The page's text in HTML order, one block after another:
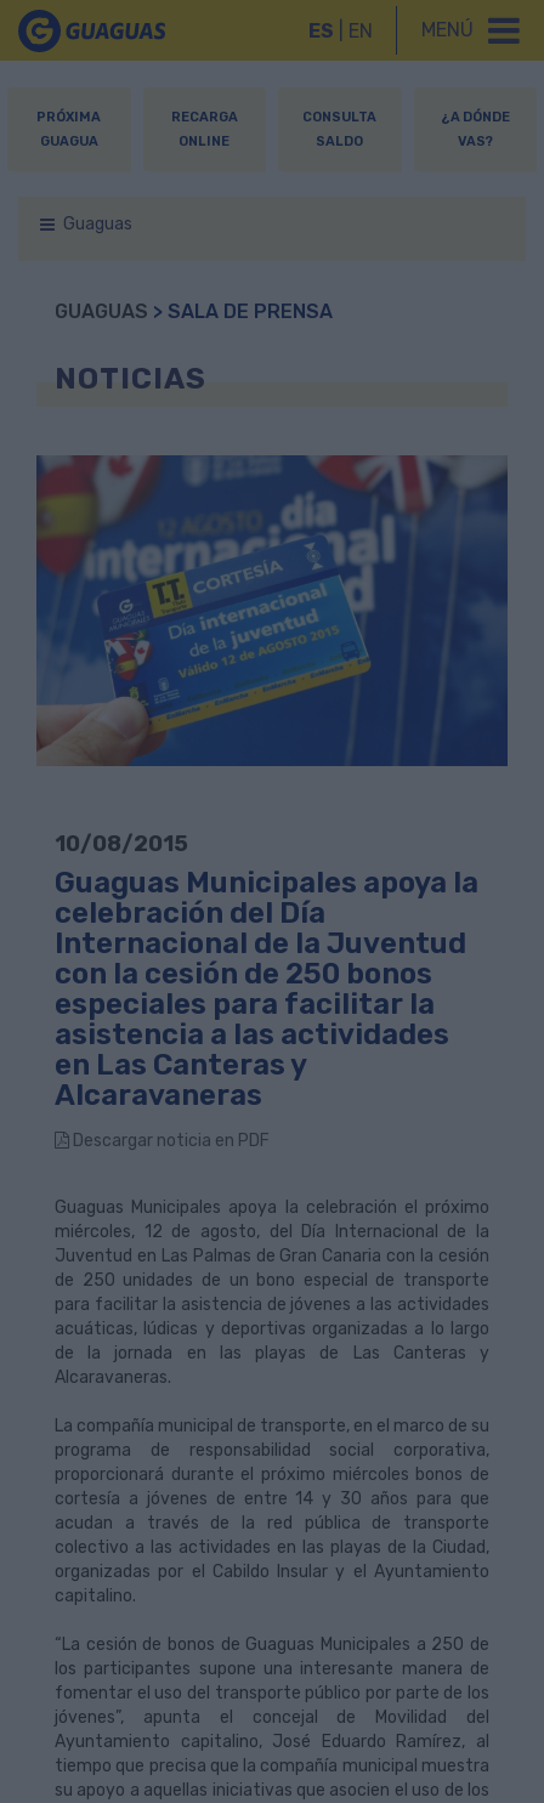
MENÚ
ES EN
PRÓXIMA
GUAGUA
RECARGA
ONLINE
CONSULTA
SALDO
¿A DÓNDE
VAS?
Guaguas
GUAGUAS > SALA DE PRENSA
NOTICIAS
10/08/2015
Guaguas Municipales apoya la
celebración del Día
Internacional de la Juventud
con la cesión de 250 bonos
especiales para facilitar la
asistencia a las actividades
en Las Canteras y
Alcaravaneras
Descargar noticia en PDF
Guaguas Municipales apoya la celebración el próximo
miércoles, 12 de agosto, del Día Internacional de la
Juventud en Las Palmas de Gran Canaria con la cesión
de 250 unidades de un bono especial de transporte
para facilitar la asistencia de jóvenes a las actividades
acuáticas, lúdicas y deportivas organizadas a lo largo
de la jornada en las playas de Las Canteras y
Alcaravaneras.
La compañía municipal de transporte, en el marco de su
programa de responsabilidad social corporativa,
proporcionará durante el próximo miércoles bonos de
cortesía a jóvenes de entre 14 y 30 años para que
acudan a través de la red pública de transporte
colectivo a las actividades en las playas de la Ciudad,
organizadas por el Cabildo Insular y el Ayuntamiento
capitalino.
“La cesión de bonos de Guaguas Municipales a 250 de
los participantes supone una interesante manera de
fomentar el uso del transporte público por parte de los
jóvenes”, apunta el concejal de Movilidad del
Ayuntamiento capitalino, José Eduardo Ramírez, al
tiempo que precisa que la compañía municipal muestra
su apoyo a aquellas iniciativas que asocien el uso de los